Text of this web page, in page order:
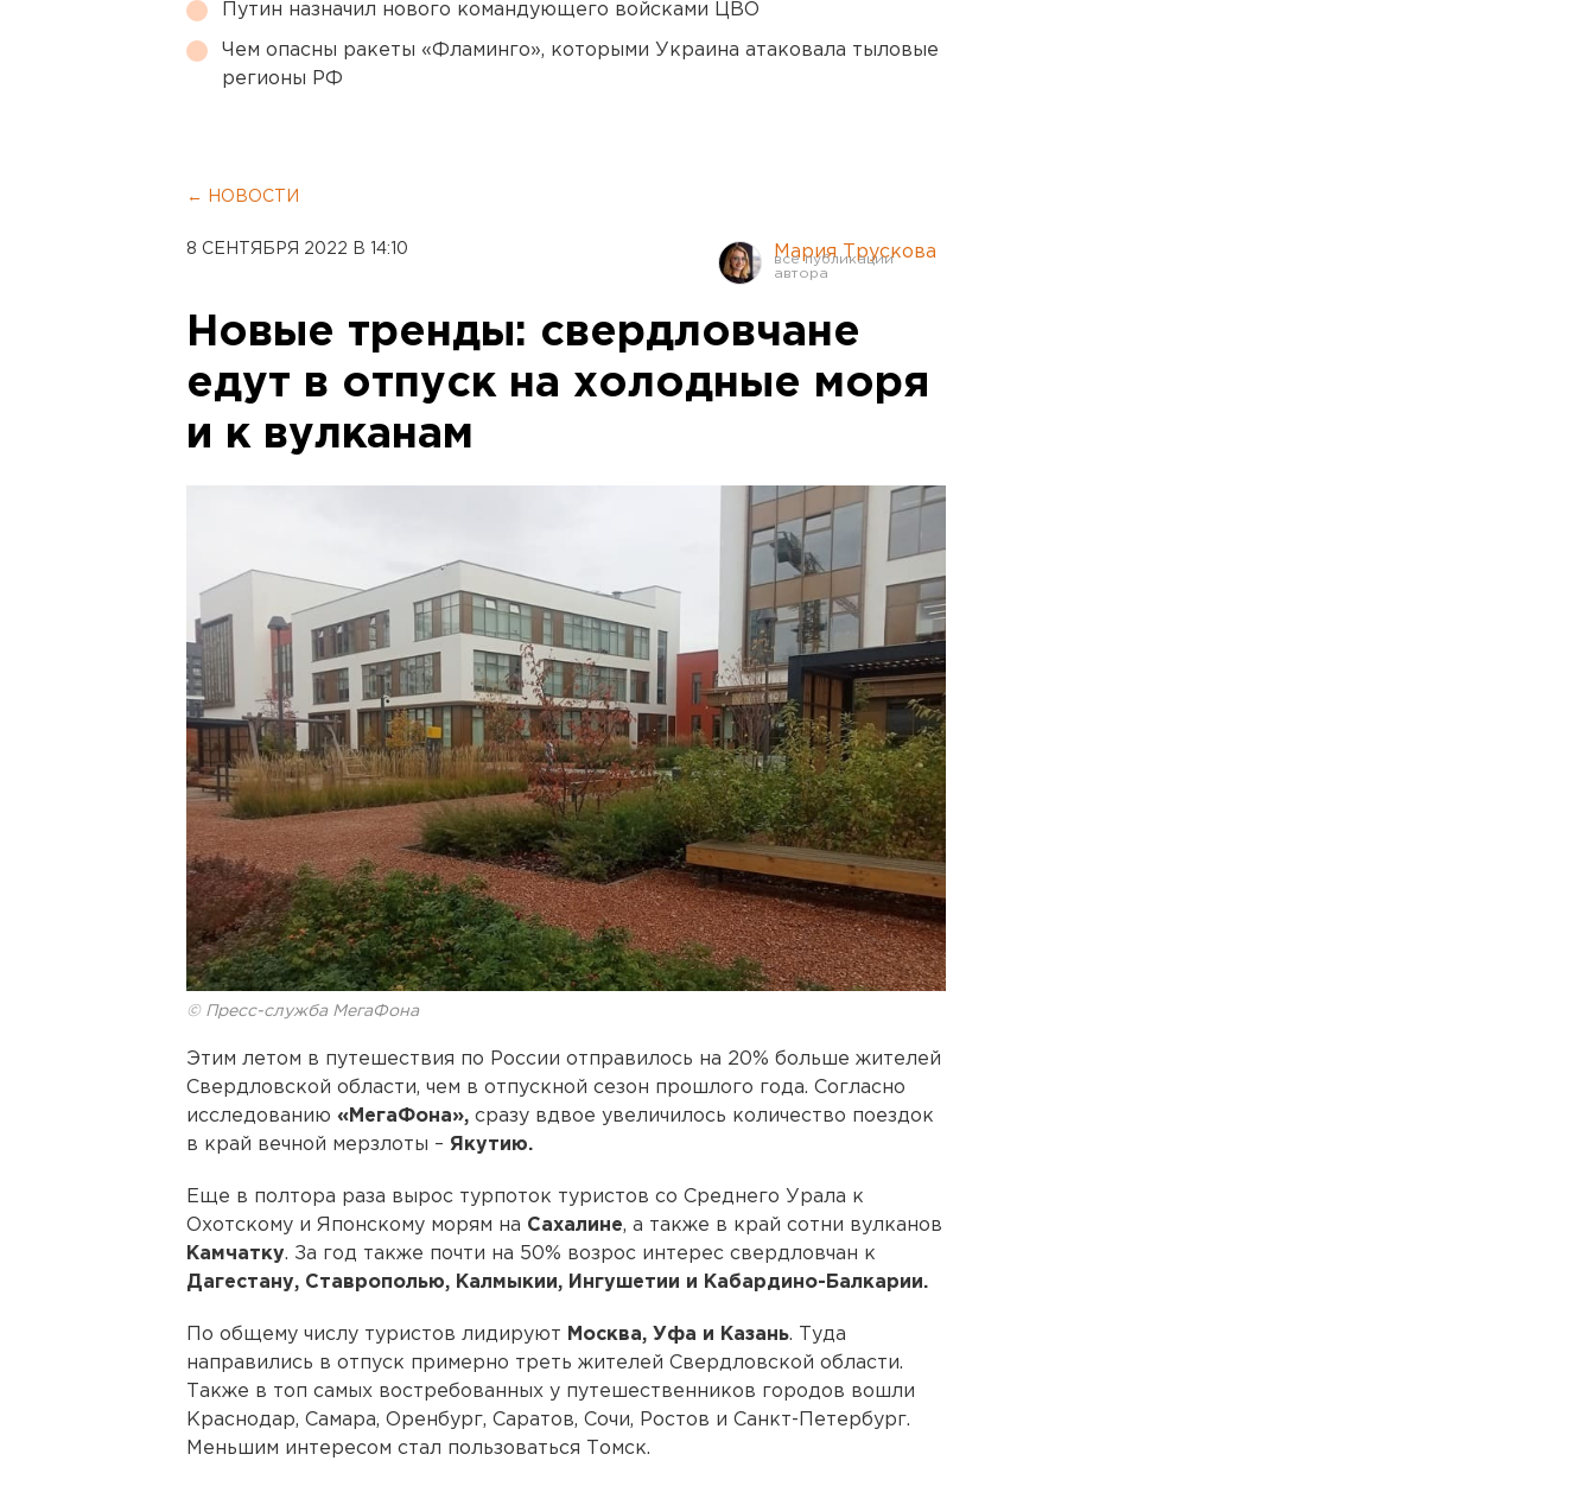
Путин назначил нового командующего войсками ЦВО
Чем опасны ракеты «Фламинго», которыми Украина атаковала тыловые
регионы РФ
← НОВОСТИ
8 СЕНТЯБРЯ 2022 В 14:10 Мария Трускова
Новые тренды: свердловчане
едут в отпуск на холодные моря
и к вулканам
© Пресс-служба МегаФона
Этим летом в путешествия по России отправилось на 20% больше жителей
Свердловской области, чем в отпускной сезон прошлого года. Согласно
исследованию «МегаФона», сразу вдвое увеличилось количество поездок
в край вечной мерзлоты – Якутию.
Еще в полтора раза вырос турпоток туристов со Среднего Урала к
Охотскому и Японскому морям на Сахалине, а также в край сотни вулканов
Камчатку. За год также почти на 50% возрос интерес свердловчан к
Дагестану, Ставрополью, Калмыкии, Ингушетии и Кабардино-Балкарии.
По общему числу туристов лидируют Москва, Уфа и Казань. Туда
направились в отпуск примерно треть жителей Свердловской области.
Также в топ самых востребованных у путешественников городов вошли
Краснодар, Самара, Оренбург, Саратов, Сочи, Ростов и Санкт-Петербург.
Меньшим интересом стал пользоваться Томск.